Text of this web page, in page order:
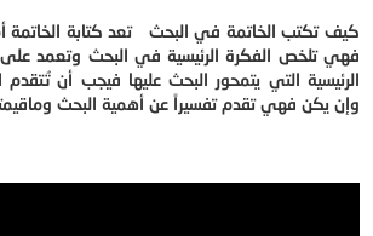
كيف تكتب الخاتمة في البحث تعد كتابة الخاتمة
فهي تلخص الفكرة الرئيسية في البحث وتعمد على
الرئيسية التي يتمحور البحث عليها فيجب أن تُتقدم
وإن يكن فهي تقدم تفسيراً عن أهمية البحث